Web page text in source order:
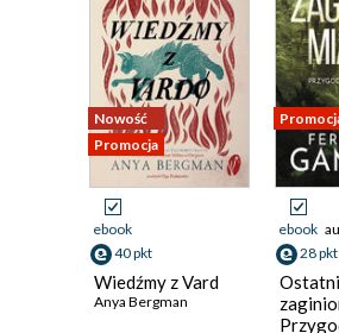
Nowość
Promocja
ebook
40 pkt
Wiedźmy z Vard
Anya Bergman
ebook
28 pkt